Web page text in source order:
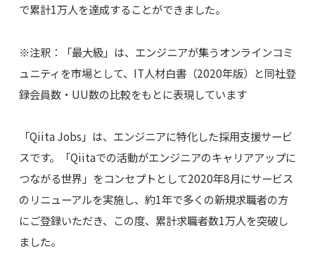
で累計1万人を達成することができました。
※注釈：「最大級」は、エンジニアが集うオンラインコミ
ュニティを市場として、IT人材白書（2020年版）と同社登
録会員数・UU数の比較をもとに表現しています
「Qiita Jobs」は、エンジニアに特化した採用支援サービ
スです。「Qiitaでの活動がエンジニアのキャリアアップに
つながる世界」をコンセプトとして2020年8月にサービス
のリニューアルを実施し、約1年で多くの新規求職者の方
にご登録いただき、この度、累計求職者数1万人を突破し
ました。